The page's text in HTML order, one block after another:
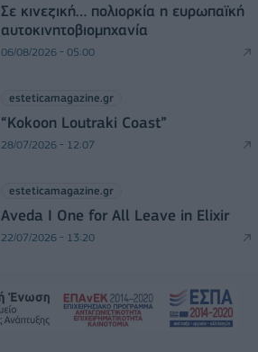
Σε κινεζική… πολιορκία η ευρωπαϊκή
αυτοκινητοβιομηχανία
06/08/2026 - 05:00
esteticamagazine.gr
“Kokoon Loutraki Coast”
28/07/2026 - 12:07
esteticamagazine.gr
Aveda I One for All Leave in Elixir
22/07/2026 - 13:20